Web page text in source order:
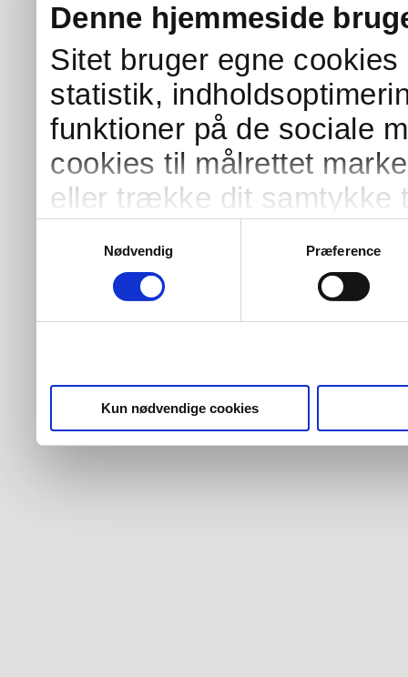
Denne hjemmeside
Sitet bruger egne
statistik,
funktioner på de sociale
cookies til målrettet
eller trække dit samtykke
Nødvendig
Præference
Kun nødvendige cookies